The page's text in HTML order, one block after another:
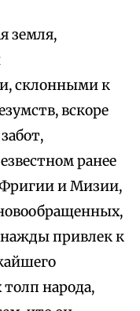
земля,
склонными к
вскоре
ранее
Фригии и Мизии,
привлек к
народа,